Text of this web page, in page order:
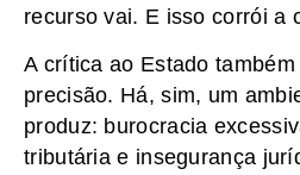
recurso vai. E isso corrói a
A crítica ao Estado
precisão. Há, sim, um
produz: burocracia
tributária e insegurança